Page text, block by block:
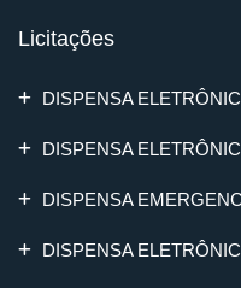
Licitações
DISPENSA
DISPENSA
DISPENSA
DISPENSA